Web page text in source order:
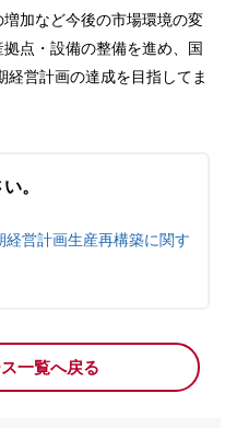
加など今後の市場環境の変
点・設備の整備を進め、国
営計画の達成を目指してま
。
営計画生産再構築に関す
一覧へ戻る